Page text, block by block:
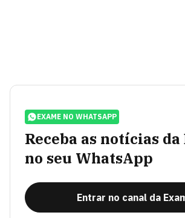
EXAME NO WHATSAPP
Receba as notícias da
no seu WhatsApp
Entrar no canal da